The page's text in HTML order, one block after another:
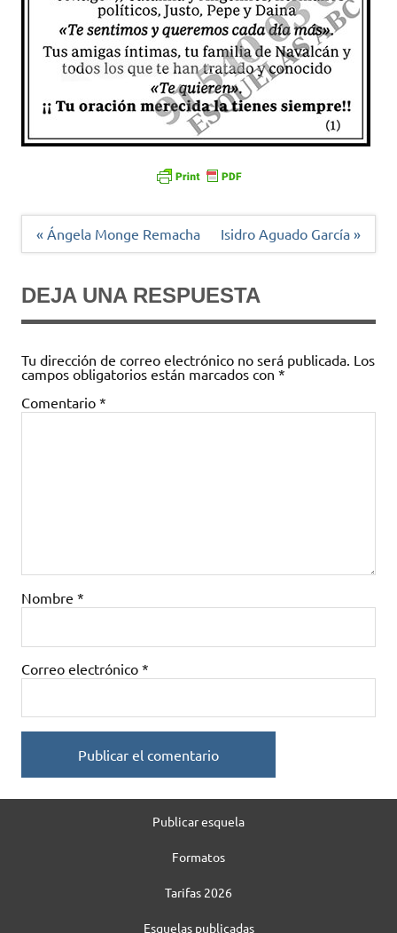
Navegación
« Ángela Monge Remacha Isidro Aguado García »
DEJA UNA RESPUESTA
Tu dirección de correo electrónico no será publicada. Los
campos obligatorios están marcados con *
Comentario *
Nombre *
Correo electrónico *
Publicar esquela
Formatos
Tarifas 2026
Esquelas publicadas